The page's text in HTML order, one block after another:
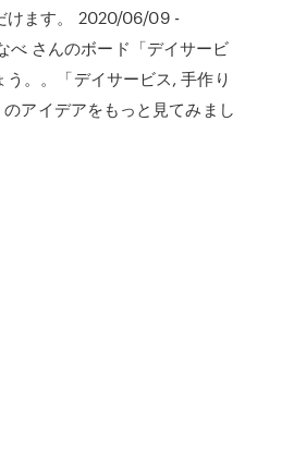
けます。 2020/06/09 -
さんのボード「デイサービ
。。「デイサービス, 手作り
アイデアをもっと見てみまし